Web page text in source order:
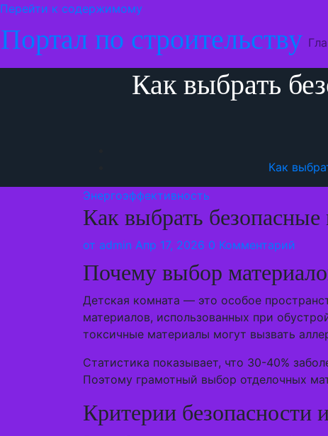
Перейти к содержимому
Портал по строительству
Как выбрать
Как
Энергоэффективность
Как выбрать безопасные
от admin Апр 17, 2026 0 Комментарий
Почему выбор
Детская комната — это особое
материалов, использованных при
токсичные материалы могут вызвать
Статистика показывает, что 30-40%
Поэтому грамотный выбор отделочных
Критерии безопасности